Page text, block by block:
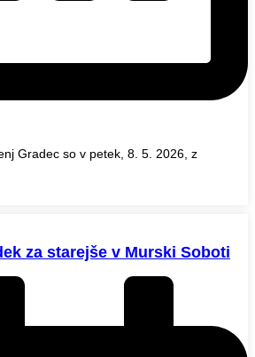
Gradec so v petek, 8. 5. 2026, z
za starejše v Murski Soboti